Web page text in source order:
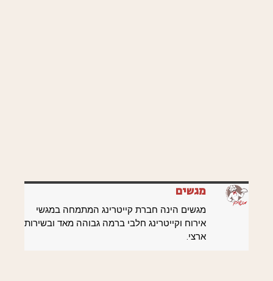
מגשים
מגשים הינה חברת קייטרינג המתמחה במגשי
אירוח וקייטרינג חלבי ברמה גבוהה מאד ובשירות
ארצי.